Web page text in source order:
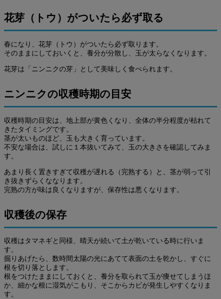
花芽（トウ）がついたら必ず取る
春になり、花芽（トウ）がついたら必ず取ります。
そのままにしておいくと、養分が分散し、玉が太らなくなります。
花芽は「ニンニクの芽」として美味しく食べられます。
ニンニクの収穫時期の目安
収穫時期の目安は、地上部が黄色くなり、全体の半分程度が枯れて
きたタイミングです。
茎が太いものほど、玉も大きく育っています。
不安な場合は、試しに１本抜いてみて、玉の大きさを確認してみま
す。
あまり長く置きすぎて収穫が遅れる（完熟する）と、茎が弱って引
き抜きずらくななります。
完熟の方が味は良くなりますが、保存性は悪くなります。
収穫後の保存
収穫はタマネギと同様、晴天が続いて土が乾いている時に行いま
す。
掘りあげたら、数時間太陽の光にあてて表面の土を乾かし、すぐに
根を切り落とします。
根をつけたままにしておくと、養分を取られて玉が痩せてしまうほ
か、細かな根に湿気がこもり、そこからカビが発生しやすくなりま
す。